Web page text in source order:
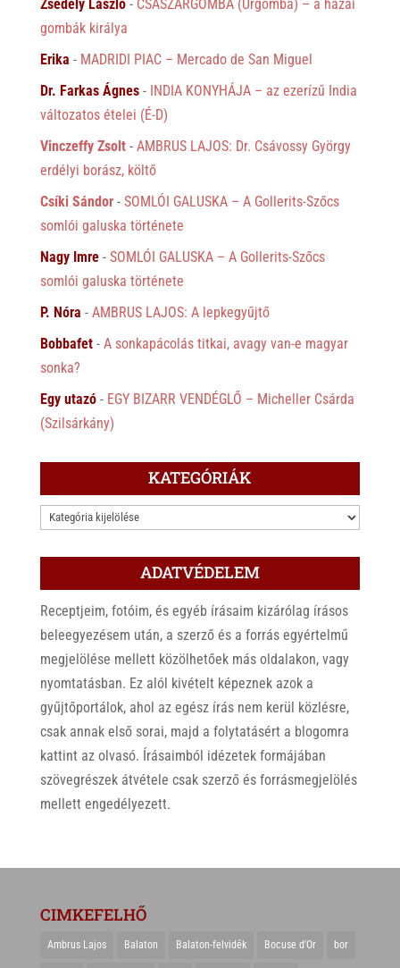
Zsédely László- CSÁSZÁRGOMBA (Úrgomba) – a hazai
gombák királya
Erika - MADRIDI PIAC – Mercado de San Miguel
Dr. Farkas Ágnes- INDIA KONYHÁJA – az ezerízű India
változatos ételei (É-D)
Vinczeffy Zsolt- AMBRUS LAJOS: Dr. Csávossy György
erdélyi borász, költő
Csíki Sándor- SOMLÓI GALUSKA – A Gollerits-Szőcs
somlói galuska története
Nagy Imre- SOMLÓI GALUSKA – A Gollerits-Szőcs
somlói galuska története
P. Nóra - AMBRUS LAJOS: A lepkegyűjtő
Bobbafet- A sonkapácolás titkai, avagy van-e magyar
sonka?
Egy utazó- EGY BIZARR VENDÉGLŐ – Micheller Csárda
(Szilsárkány)
KATEGÓRIÁK
KATEGÓRIÁK
ADATVÉDELEM
Receptjeim, fotóim, és egyéb írásaim kizárólag írásos
beleegyezésem után, a szerző és a forrás egyértelmű
megjelölése mellett közölhetőek más oldalakon, vagy
nyomtatásban. Ez alól kivételt képeznek azok a
gyűjtőportálok, ahol az egész írás nem kerül közlésre,
csak annak első sorai, majd a folytatásért a blogomra
kattint az olvasó. Írásaimból idézetek formájában
szövegrészek átvétele csak szerző és forrásmegjelölés
mellett engedélyezett.
CIMKEFELHŐ
Ambrus Lajos Balaton Balaton-felvidék Bocuse d'Or bor